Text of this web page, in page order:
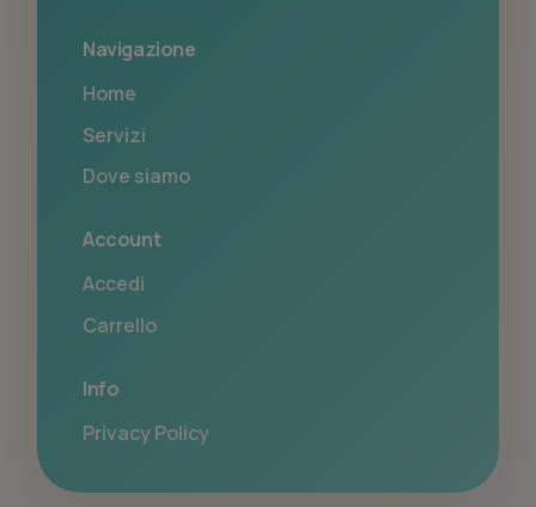
Navigazione
Home
Servizi
Dove siamo
Account
Accedi
Carrello
Info
Privacy Policy